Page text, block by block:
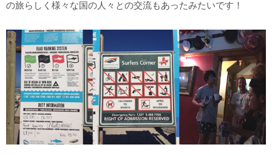
の旅らしく様々な国の人々との交流もあったみたいです！